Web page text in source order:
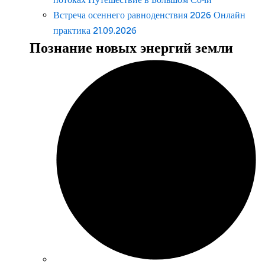
Встреча осеннего равноденствия 2026 Онлайн
практика 21.09.2026
Познание новых энергий земли